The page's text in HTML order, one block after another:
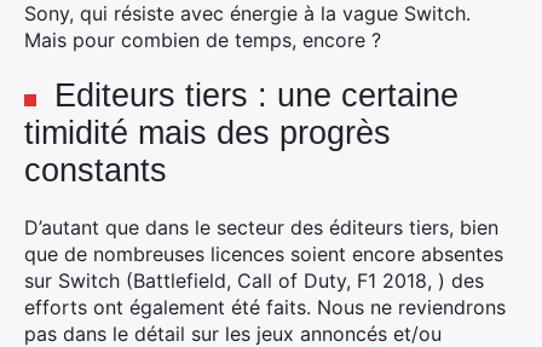
Sony, qui résiste avec énergie à la vague Switch.
Mais pour combien de temps, encore ?
Editeurs tiers : une certaine
timidité mais des progrès
constants
D’autant que dans le secteur des éditeurs tiers, bien
que de nombreuses licences soient encore absentes
sur Switch (Battlefield, Call of Duty, F1 2018, ) des
efforts ont également été faits. Nous ne reviendrons
pas dans le détail sur les jeux annoncés et/ou